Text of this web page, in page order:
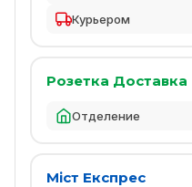
Курьером
Розетка Доставка
Отделение
Міст Експрес